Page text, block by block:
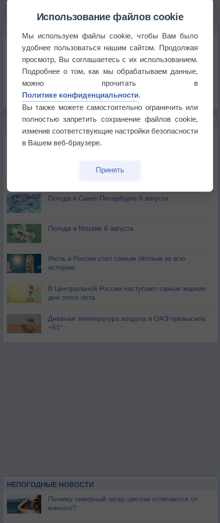
Температура
Давление
Осадки
Облачность
Список всех карт
НОВОЕ О ПОГОДЕ
Погода в Екатеринбурге 6 августа
Погода в Краснодаре 6 августа
Погода в Санкт-Петербурге 6 августа
Погода в Москве 6 августа
Июль в России стал самым тёплым за всю
историю
В Центральной России наступают самые жаркие
дни этого лета
Дневная температура воздуха в ОАЭ превысила
+51°
НЕПОГОДНЫЕ НОВОСТИ
Почему северный загар цветом отличается от
южного?
Использование файлов cookie
Мы используем файлы cookie, чтобы Вам было
удобнее пользоваться нашим сайтом. Продолжая
просмотр, Вы соглашаетесь с их использованием.
Подробнее о том, как мы обрабатываем данные,
можно прочитать в
Политике конфиденциальности.
Вы также можете самостоятельно ограничить или
полностью запретить сохранение файлов cookie,
изменив соответствующие настройки безопасности
в Вашем веб-браузере.
Принять